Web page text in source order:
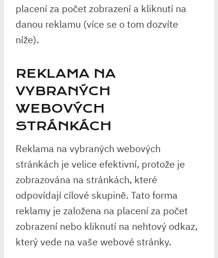
placení za počet zobrazení a kliknutí na
danou reklamu (více se o tom dozvíte
níže).
REKLAMA NA
VYBRANÝCH
WEBOVÝCH
STRÁNKÁCH
Reklama na vybraných webových
stránkách je velice efektivní, protože je
zobrazována na stránkách, které
odpovídají cílové skupině. Tato forma
reklamy je založena na placení za počet
zobrazení nebo kliknutí na nehtový odkaz,
který vede na vaše webové stránky.